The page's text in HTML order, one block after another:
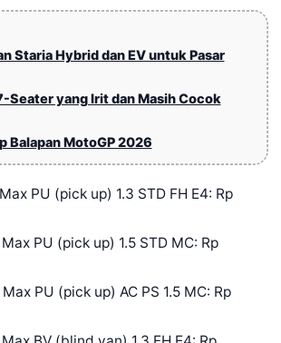
Staria Hybrid dan EV untuk Pasar
Seater yang Irit dan Masih Cocok
Balapan MotoGP 2026
PU (pick up) 1.3 STD FH E4: Rp
PU (pick up) 1.5 STD MC: Rp
PU (pick up) AC PS 1.5 MC: Rp